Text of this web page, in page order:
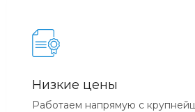
Низкие цены
Работаем напрямую с